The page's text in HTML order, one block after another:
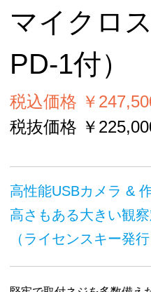
マイクロ
PD-1付）
税込価格 ￥
税抜価格 ￥
高性能USBカメラ &
高さもある大きい観
（ライセンスキー発行